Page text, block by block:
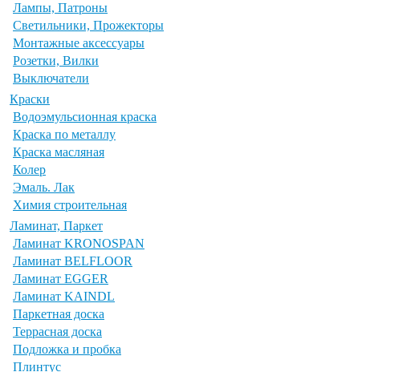
Лампы, Патроны
Светильники, Прожекторы
Монтажные аксессуары
Розетки, Вилки
Выключатели
Краски
Водоэмульсионная краска
Краска по металлу
Краска масляная
Колер
Эмаль. Лак
Химия строительная
Ламинат, Паркет
Ламинат KRONOSPAN
Ламинат BELFLOOR
Ламинат EGGER
Ламинат KAINDL
Паркетная доска
Террасная доска
Подложка и пробка
Плинтус